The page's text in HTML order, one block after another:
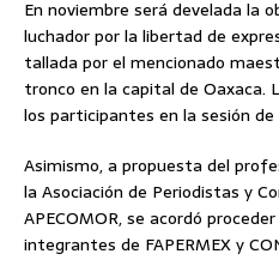
En noviembre será develada la
luchador por la libertad de
tallada por el mencionado
tronco en la capital de Oaxaca.
los participantes en la sesión de
Asimismo, a propuesta del
la Asociación de Periodistas y
APECOMOR, se acordó
integrantes de FAPERMEX y